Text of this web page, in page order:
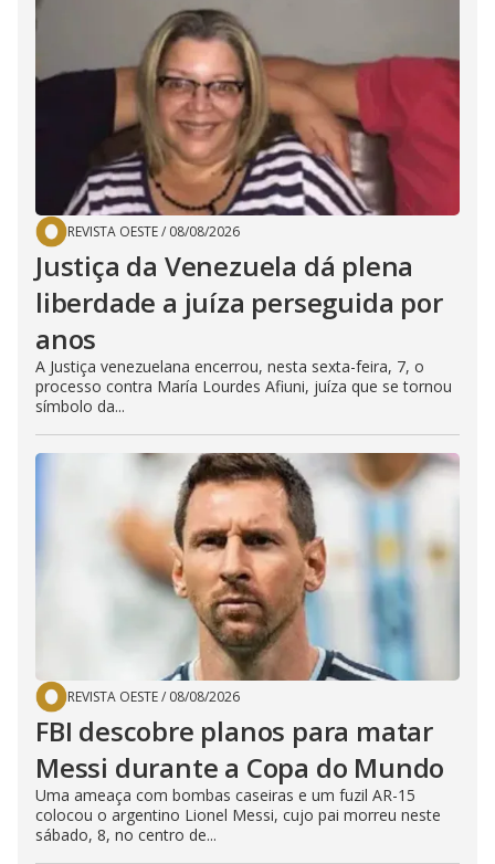
REVISTA OESTE/ 08/08/2026
Justiça da Venezuela dá plena
liberdade a juíza perseguida por
anos
A Justiça venezuelana encerrou, nesta sexta-feira, 7, o
processo contra María Lourdes Afiuni, juíza que se tornou
símbolo da...
REVISTA OESTE/ 08/08/2026
FBI descobre planos para matar
Messi durante a Copa do Mundo
Uma ameaça com bombas caseiras e um fuzil AR-15
colocou o argentino Lionel Messi, cujo pai morreu neste
sábado, 8, no centro de...